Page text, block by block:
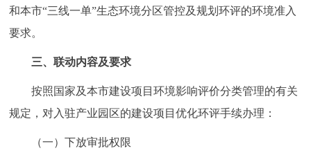
和本市“三线一单”生态环境分区管控及规划环评的环境准入
要求。
三、联动内容及要求
按照国家及本市建设项目环境影响评价分类管理的有关
规定，对入驻产业园区的建设项目优化环评手续办理：
（一）下放审批权限